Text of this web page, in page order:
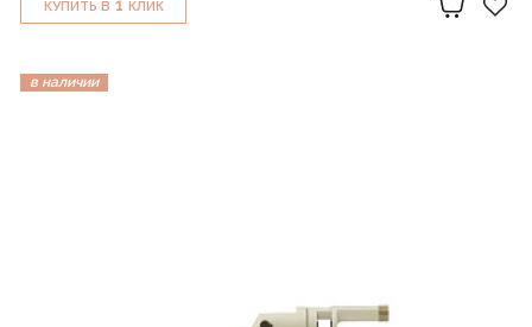
КУПИТЬ В 1 КЛИК
в наличии